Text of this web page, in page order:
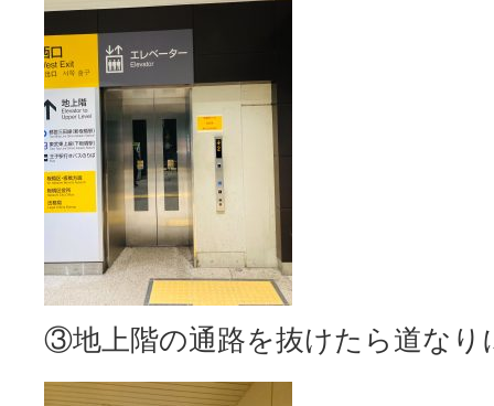
③地上階の通路を抜けたら道なり